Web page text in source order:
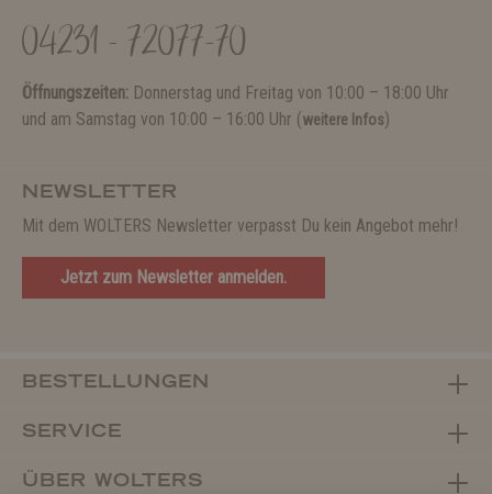
04231 - 72077-70
Öffnungszeiten: Donnerstag und Freitag von 10:00 – 18:00 Uhr
und am Samstag von 10:00 – 16:00 Uhr (weitere Infos)
NEWSLETTER
Mit dem WOLTERS Newsletter verpasst Du kein Angebot mehr!
Jetzt zum Newsletter anmelden.
BESTELLUNGEN
SERVICE
ÜBER WOLTERS